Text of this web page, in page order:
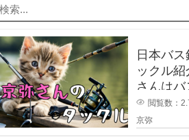
日本バ
ックル紹
さんは
閲覧数：
京弥